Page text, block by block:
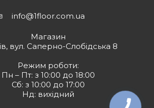
info@1floor.com.ua
Магазин
вул. Саперно-Слобідська 8
Режим роботи:
Пн – Пт: з 10:00 до 18:00
Сб: з 10:00 до 17:00
Нд: вихідний
КНОПКА